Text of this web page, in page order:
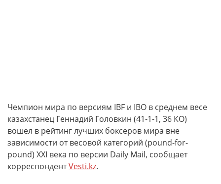
Чемпион мира по версиям IBF и IBO в среднем весе
казахстанец Геннадий Головкин (41-1-1, 36 КО)
вошел в рейтинг лучших боксеров мира вне
зависимости от весовой категорий (pound-for-
pound) XXI века по версии Daily Mail, сообщает
корреспондентVesti.kz.